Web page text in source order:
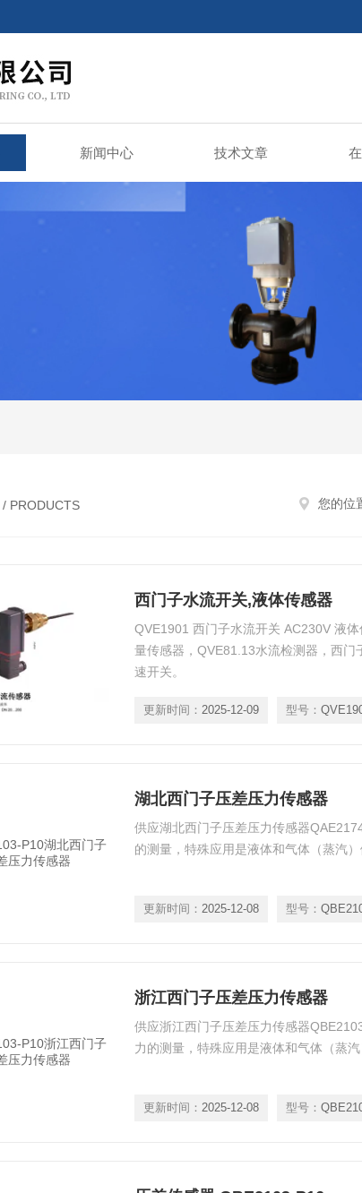
新闻中心 技术文章
/ PRODUCTS 您的位
西门子水流开关,液体传感器
QVE1901 西门子水流开关 AC230V 液
量传感器，QVE81.13水流检测器，西
速开关。
更新时间： 2025-12-09 型号：
湖北西门子压差压力传感器
供应湖北西门子压差压力传感器
的测量，特殊应用是液体和气体（蒸汽）
更新时间： 2025-12-08 型号：
浙江西门子压差压力传感器
供应浙江西门子压差压力传感器
力的测量，特殊应用是液体和气体（蒸
更新时间： 2025-12-08 型号：